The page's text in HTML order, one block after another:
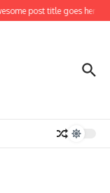
post title goes here